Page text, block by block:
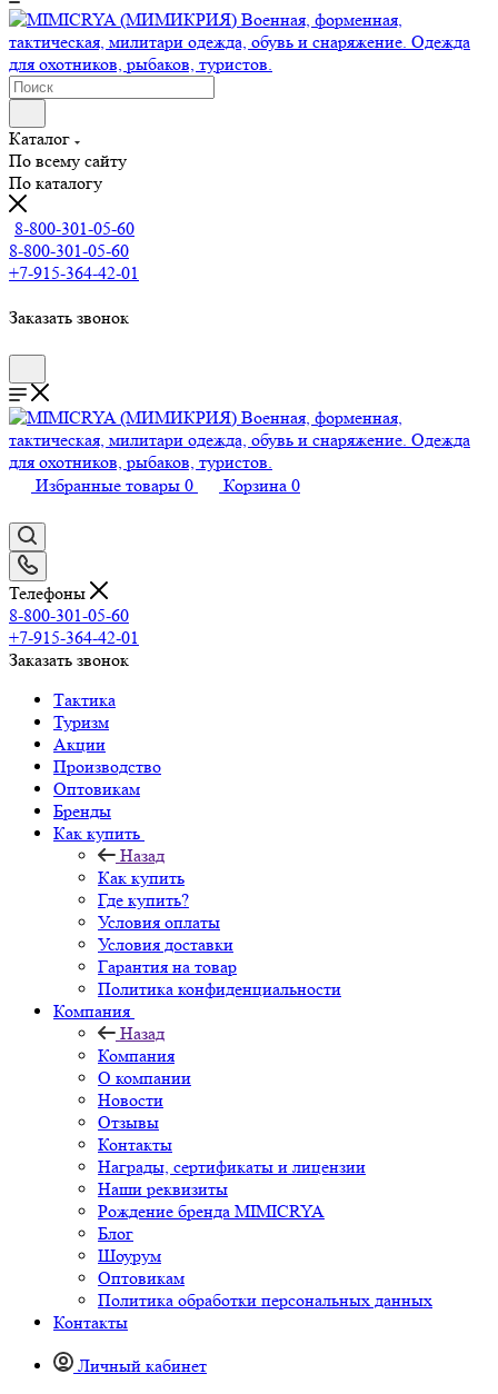
Каталог
По всему сайту
По каталогу
8-800-301-05-60
8-800-301-05-60
+7-915-364-42-01
Заказать звонок
Избранные товары 0 Корзина 0
Телефоны
8-800-301-05-60
+7-915-364-42-01
Заказать звонок
Тактика
Туризм
Акции
Производство
Оптовикам
Бренды
Как купить
Назад
Как купить
Где купить?
Условия оплаты
Условия доставки
Гарантия на товар
Политика конфиденциальности
Компания
Назад
Компания
О компании
Новости
Отзывы
Контакты
Награды, сертификаты и лицензии
Наши реквизиты
Рождение бренда MIMICRYA
Блог
Шоурум
Оптовикам
Политика обработки персональных данных
Контакты
Личный кабинет